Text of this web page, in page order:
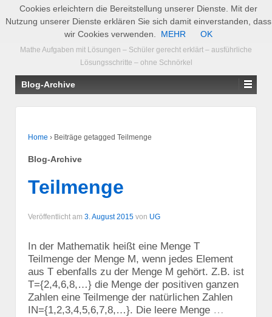
Supremum.de
Mathe Aufgaben mit Lösungen – Schüler gerecht erklärt – ausführliche
Lösungsschritte – ohne Schnörkel
Blog-Archive
Home › Beiträge getagged Teilmenge
Blog-Archive
Teilmenge
Veröffentlicht am 3. August 2015 von UG
In der Mathematik heißt eine Menge T
Teilmenge der Menge M, wenn jedes Element
aus T ebenfalls zu der Menge M gehört. Z.B. ist
T={2,4,6,8,…} die Menge der positiven ganzen
Zahlen eine Teilmenge der natürlichen Zahlen
IN={1,2,3,4,5,6,7,8,…}. Die leere Menge …
Cookies erleichtern die Bereitstellung unserer Dienste. Mit der
Nutzung unserer Dienste erklären Sie sich damit einverstanden, dass
wir Cookies verwenden.
MEHR OK